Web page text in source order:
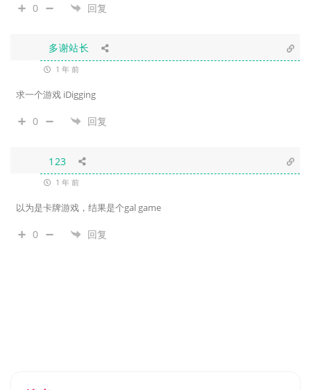
0 回复
多谢站长
1 年 前
求一个游戏 iDigging
0 回复
123
1 年 前
以为是卡牌游戏，结果是个gal game
0 回复